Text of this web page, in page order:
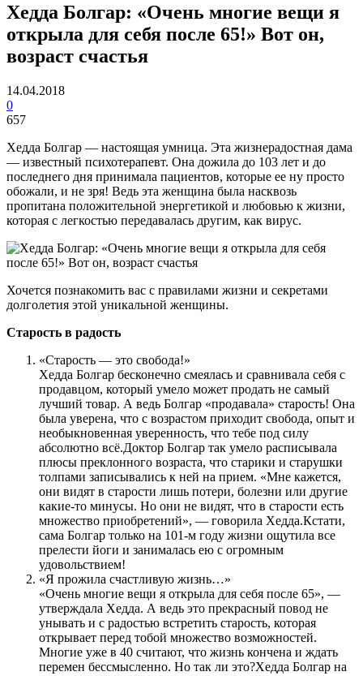
Хедда Болгар: «Очень многие вещи я
открыла для себя после 65!» Вот он,
возраст счастья
14.04.2018
0
657
Хедда Болгар — настоящая умница. Эта жизнерадостная дама
— известный психотерапевт. Она дожила до 103 лет и до
последнего дня принимала пациентов, которые ее ну просто
обожали, и не зря! Ведь эта женщина была насквозь
пропитана положительной энергетикой и любовью к жизни,
которая с легкостью передавалась другим, как вирус.
Хочется познакомить вас с правилами жизни и секретами
долголетия этой уникальной женщины.
Старость в радость
«Старость — это свобода!»
Хедда Болгар бесконечно смеялась и сравнивала себя с
продавцом, который умело может продать не самый
лучший товар. А ведь Болгар «продавала» старость! Она
была уверена, что с возрастом приходит свобода, опыт и
необыкновенная уверенность, что тебе под силу
абсолютно всё.Доктор Болгар так умело расписывала
плюсы преклонного возраста, что старики и старушки
толпами записывались к ней на прием. «Мне кажется,
они видят в старости лишь потери, болезни или другие
какие-то минусы. Но они не видят, что в старости есть
множество приобретений», — говорила Хедда.Кстати,
сама Болгар только на 101-м году жизни ощутила все
прелести йоги и занималась ею с огромным
удовольствием!
«Я прожила счастливую жизнь…»
«Очень многие вещи я открыла для себя после 65», —
утверждала Хедда. А ведь это прекрасный повод не
унывать и с радостью встретить старость, которая
открывает перед тобой множество возможностей.
Многие уже в 40 считают, что жизнь кончена и ждать
перемен бессмысленно. Но так ли это?Хедда Болгар на